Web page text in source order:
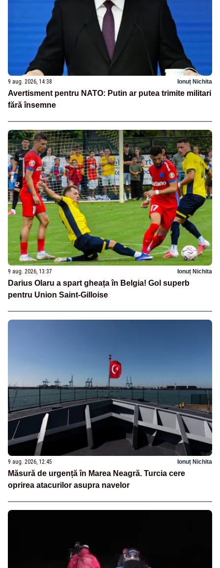
9 aug. 2026, 14:38 Ionuț Nichita
Avertisment pentru NATO: Putin ar putea trimite militari
fără însemne
9 aug. 2026, 13:37 Ionuț Nichita
Darius Olaru a spart gheața în Belgia! Gol superb
pentru Union Saint-Gilloise
9 aug. 2026, 12:45 Ionuț Nichita
Măsură de urgență în Marea Neagră. Turcia cere
oprirea atacurilor asupra navelor